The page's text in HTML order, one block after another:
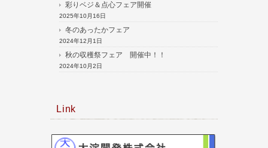
彩りベジ＆点心フェア開催
2025年10月16日
冬のあったかフェア
2024年12月1日
秋の収穫祭フェア 開催中！！
2024年10月2日
Link